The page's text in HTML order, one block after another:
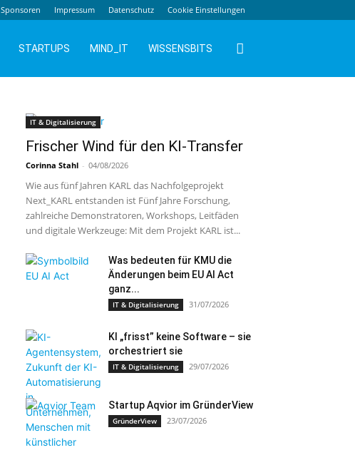
Sponsoren Impressum Datenschutz Cookie Einstellungen
STARTUPS MIND_IT WISSENSBITS
IT & Digitalisierung
Frischer Wind für den KI-Transfer
Corinna Stahl - 04/08/2026
Wie aus fünf Jahren KARL das Nachfolgeprojekt
Next_KARL entstanden ist Fünf Jahre Forschung,
zahlreiche Demonstratoren, Workshops, Leitfäden
und digitale Werkzeuge: Mit dem Projekt KARL ist...
Was bedeuten für KMU die
Änderungen beim EU AI Act
ganz...
IT & Digitalisierung 31/07/2026
KI „frisst” keine Software – sie
orchestriert sie
IT & Digitalisierung 29/07/2026
Startup Aqvior im GründerView
GründerView 23/07/2026